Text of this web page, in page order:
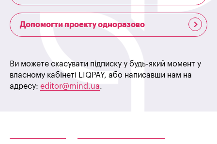
Допомогти проекту одноразово
Ви можете скасувати підписку у будь-який момент у
власному кабінеті LIQPAY, або написавши нам на
адресу: editor@mind.ua.